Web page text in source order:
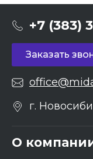
+7 (383)
Заказать
г.
О